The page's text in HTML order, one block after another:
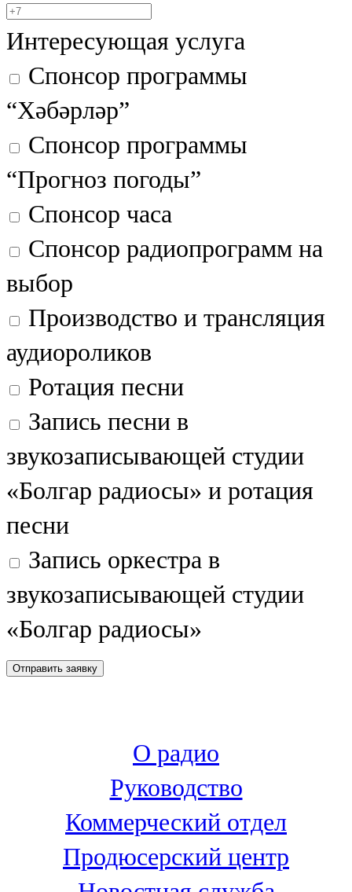
71,51 FM
Кукмара
107,9 FM
Лениногорский
102,1 FM
Мамадыш
106,2 FM
Минзәлә
107,3 FM
Мөслим
100,0 FM
Нурлат
104,7 FM
Олы Әтнә
71,42 FM
Сарман
107,8 FM
Теләче
106,1 FM
Түбән Кама
Чирмешән
107,7 FM
Чистай
103,0 FM
Чүпрәле
Интересующая услуга
Спонсор программы
“Хәбәрләр”
Спонсор программы
“Прогноз погоды”
Спонсор часа
Спонсор радиопрограмм на
выбор
Производство и трансляция
аудиороликов
Ротация песни
Запись песни в
звукозаписывающей студии
«Болгар радиосы» и ротация
песни
Запись оркестра в
звукозаписывающей студии
«Болгар радиосы»
О радио
Руководство
Коммерческий отдел
Продюсерский центр